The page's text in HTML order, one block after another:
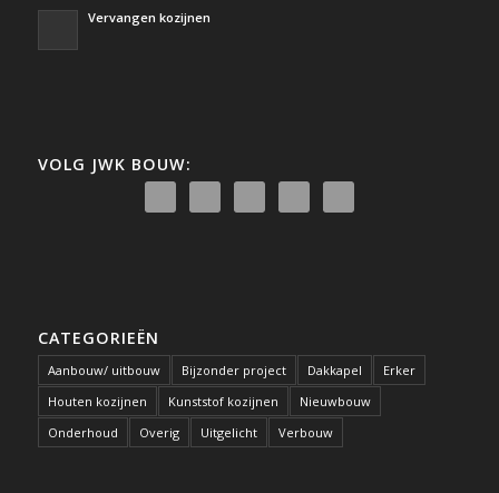
Vervangen kozijnen
VOLG JWK BOUW:
CATEGORIEËN
Aanbouw/ uitbouw Bijzonder project Dakkapel
Erker
Houten kozijnen
Kunststof kozijnen
Nieuwbouw
Onderhoud
Overig Uitgelicht Verbouw